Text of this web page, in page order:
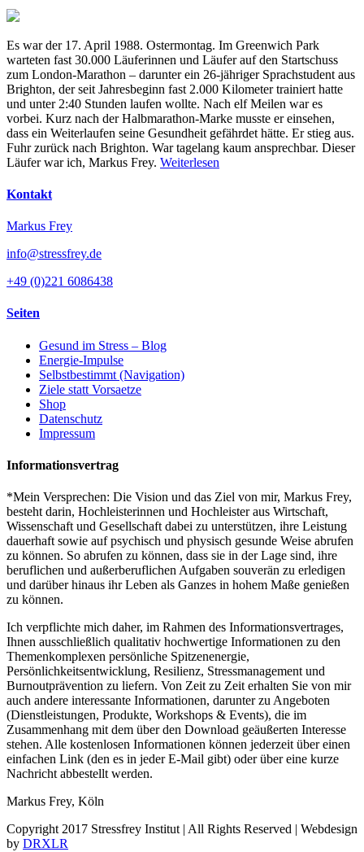
Es war der 17. April 1988. Ostermontag. Im Greenwich Park
warteten fast 30.000 Läuferinnen und Läufer auf den Startschuss
zum London-Marathon – darunter ein 26-jähriger Sprachstudent aus
Brighton, der seit Jahresbeginn fast 2.000 Kilometer trainiert hatte
und unter 2:40 Stunden laufen wollte. Nach elf Meilen war es
vorbei. Kurz nach der Halbmarathon-Marke musste er einsehen,
dass ein Weiterlaufen seine Gesundheit gefährdet hätte. Er stieg aus.
Fuhr zurück nach Brighton. War tagelang kaum ansprechbar. Dieser
Läufer war ich, Markus Frey. Weiterlesen
Kontakt
Markus Frey
info@stressfrey.de
+49 (0)221 6086438
Seiten
Gesund im Stress – Blog
Energie-Impulse
Selbstbestimmt (Navigation)
Ziele statt Vorsaetze
Shop
Datenschutz
Impressum
Informationsvertrag
*Mein Versprechen: Die Vision und das Ziel von mir, Markus Frey,
besteht darin, Hochleisterinnen und Hochleister aus Wirtschaft,
Wissenschaft und Gesellschaft dabei zu unterstützen, ihre Leistung
dauerhaft sowie auf psychisch und physisch gesunde Weise abrufen
zu können. So abrufen zu können, dass sie in der Lage sind, ihre
beruflichen und außerberuflichen Aufgaben souverän zu erledigen
und darüber hinaus ihr Leben als Ganzes in hohem Maße genießen
zu können.
Ich verpflichte mich daher, im Rahmen des Informationsvertrages,
Ihnen ausschließlich qualitativ hochwertige Informationen zu den
Themenkomplexen persönliche Spitzenenergie,
Persönlichkeitsentwicklung, Resilienz, Stressmanagement und
Burnoutprävention zu liefern. Von Zeit zu Zeit erhalten Sie von mir
auch andere interessante Informationen, darunter zu Angeboten
(Dienstleistungen, Produkte, Workshops & Events), die im
Zusammenhang mit dem über den Download geäußerten Interesse
stehen. Alle kostenlosen Informationen können jederzeit über einen
einfachen Link (den es in jeder E-Mail gibt) oder über eine kurze
Nachricht abbestellt werden.
Markus Frey, Köln
Copyright 2017 Stressfrey Institut | All Rights Reserved | Webdesign
by DRXLR